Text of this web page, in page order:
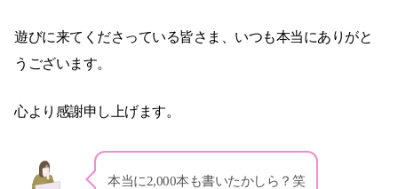
遊びに来てくださっている皆さま、いつも本当にありがと
うございます。
心より感謝申し上げます。
本当に2,000本も書いたかしら？笑